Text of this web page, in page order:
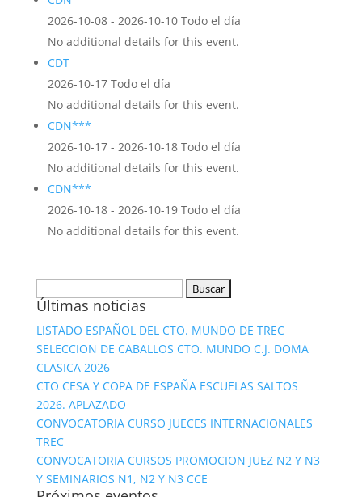
2026-10-08 - 2026-10-10 Todo el día
No additional details for this event.
CDT
2026-10-17 Todo el día
No additional details for this event.
CDN***
2026-10-17 - 2026-10-18 Todo el día
No additional details for this event.
CDN***
2026-10-18 - 2026-10-19 Todo el día
No additional details for this event.
Últimas noticias
LISTADO ESPAÑOL DEL CTO. MUNDO DE TREC
SELECCION DE CABALLOS CTO. MUNDO C.J. DOMA
CLASICA 2026
CTO CESA Y COPA DE ESPAÑA ESCUELAS SALTOS
2026. APLAZADO
CONVOCATORIA CURSO JUECES INTERNACIONALES
TREC
CONVOCATORIA CURSOS PROMOCION JUEZ N2 Y N3
Y SEMINARIOS N1, N2 Y N3 CCE